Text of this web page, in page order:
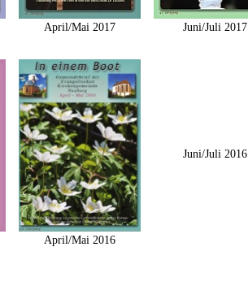
April/Mai 2017 Juni/Juli 2017
April/Mai 2016
Juni/Juli 2016